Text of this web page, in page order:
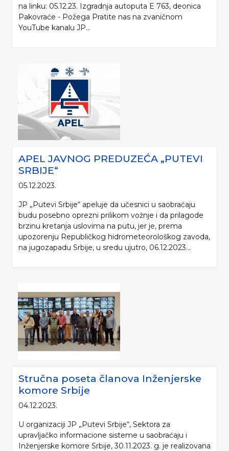
na linku: 05.12.23. Izgradnja autoputa E 763, deonica
Pakovraće - Požega Pratite nas na zvaničnom
YouTube kanalu JP...
APEL JAVNOG PREDUZEĆA „PUTEVI
SRBIJE“
05.12.2023.
JP „Putevi Srbije“ apeluje da učesnici u saobraćaju
budu posebno oprezni prilikom vožnje i da prilagode
brzinu kretanja uslovima na putu, jer je, prema
upozorenju Republičkog hidrometeorološkog zavoda,
na jugozapadu Srbije, u sredu ujutro, 06.12.2023...
Stručna poseta članova Inženjerske
komore Srbije
04.12.2023.
U organizaciji JP „Putevi Srbije“, Sektora za
upravljačko informacione sisteme u saobraćaju i
Inženjerske komore Srbije, 30.11.2023. g. je realizovana